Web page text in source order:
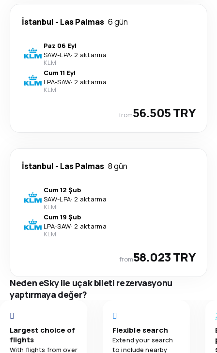
İstanbul - Las Palmas 6 gün
Paz 06 Eyl
SAW-LPA· 2 aktarma
KLM
Cum 11 Eyl
LPA-SAW· 2 aktarma
KLM
from56.505 TRY
İstanbul - Las Palmas 8 gün
Cum 12 Şub
SAW-LPA· 2 aktarma
KLM
Cum 19 Şub
LPA-SAW· 2 aktarma
KLM
from58.023 TRY
Neden eSky ile uçak bileti rezervasyonu
yaptırmaya değer?
Largest choice of
flights
With flights from over
Flexible search
Extend your search
to include nearby